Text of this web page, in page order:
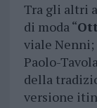
Tra gli altri
di moda “
viale Nenni;
Paolo-
della
versione